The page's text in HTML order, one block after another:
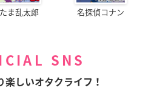
ま乱太郎 名探偵コナン
SNS
楽しいオタクライフ！